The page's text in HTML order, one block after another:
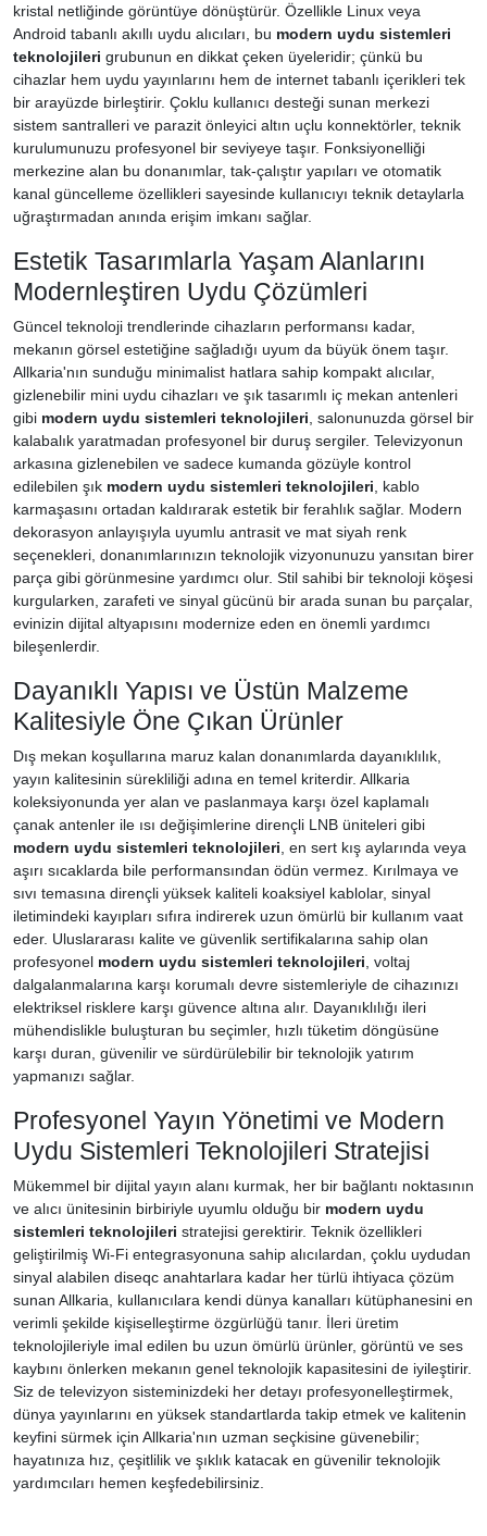
kristal netliğinde görüntüye dönüştürür. Özellikle Linux veya
Android tabanlı akıllı uydu alıcıları, bu modern uydu sistemleri
teknolojileri grubunun en dikkat çeken üyeleridir; çünkü bu
cihazlar hem uydu yayınlarını hem de internet tabanlı içerikleri tek
bir arayüzde birleştirir. Çoklu kullanıcı desteği sunan merkezi
sistem santralleri ve parazit önleyici altın uçlu konnektörler, teknik
kurulumunuzu profesyonel bir seviyeye taşır. Fonksiyonelliği
merkezine alan bu donanımlar, tak-çalıştır yapıları ve otomatik
kanal güncelleme özellikleri sayesinde kullanıcıyı teknik detaylarla
uğraştırmadan anında erişim imkanı sağlar.
Estetik Tasarımlarla Yaşam Alanlarını
Modernleştiren Uydu Çözümleri
Güncel teknoloji trendlerinde cihazların performansı kadar,
mekanın görsel estetiğine sağladığı uyum da büyük önem taşır.
Allkaria'nın sunduğu minimalist hatlara sahip kompakt alıcılar,
gizlenebilir mini uydu cihazları ve şık tasarımlı iç mekan antenleri
gibi modern uydu sistemleri teknolojileri , salonunuzda görsel bir
kalabalık yaratmadan profesyonel bir duruş sergiler. Televizyonun
arkasına gizlenebilen ve sadece kumanda gözüyle kontrol
edilebilen şık modern uydu sistemleri teknolojileri , kablo
karmaşasını ortadan kaldırarak estetik bir ferahlık sağlar. Modern
dekorasyon anlayışıyla uyumlu antrasit ve mat siyah renk
seçenekleri, donanımlarınızın teknolojik vizyonunuzu yansıtan birer
parça gibi görünmesine yardımcı olur. Stil sahibi bir teknoloji köşesi
kurgularken, zarafeti ve sinyal gücünü bir arada sunan bu parçalar,
evinizin dijital altyapısını modernize eden en önemli yardımcı
bileşenlerdir.
Dayanıklı Yapısı ve Üstün Malzeme
Kalitesiyle Öne Çıkan Ürünler
Dış mekan koşullarına maruz kalan donanımlarda dayanıklılık,
yayın kalitesinin sürekliliği adına en temel kriterdir. Allkaria
koleksiyonunda yer alan ve paslanmaya karşı özel kaplamalı
çanak antenler ile ısı değişimlerine dirençli LNB üniteleri gibi
modern uydu sistemleri teknolojileri , en sert kış aylarında veya
aşırı sıcaklarda bile performansından ödün vermez. Kırılmaya ve
sıvı temasına dirençli yüksek kaliteli koaksiyel kablolar, sinyal
iletimindeki kayıpları sıfıra indirerek uzun ömürlü bir kullanım vaat
eder. Uluslararası kalite ve güvenlik sertifikalarına sahip olan
profesyonel modern uydu sistemleri teknolojileri , voltaj
dalgalanmalarına karşı korumalı devre sistemleriyle de cihazınızı
elektriksel risklere karşı güvence altına alır. Dayanıklılığı ileri
mühendislikle buluşturan bu seçimler, hızlı tüketim döngüsüne
karşı duran, güvenilir ve sürdürülebilir bir teknolojik yatırım
yapmanızı sağlar.
Profesyonel Yayın Yönetimi ve Modern
Uydu Sistemleri Teknolojileri Stratejisi
Mükemmel bir dijital yayın alanı kurmak, her bir bağlantı noktasının
ve alıcı ünitesinin birbiriyle uyumlu olduğu bir modern uydu
sistemleri teknolojileri stratejisi gerektirir. Teknik özellikleri
geliştirilmiş Wi-Fi entegrasyonuna sahip alıcılardan, çoklu uydudan
sinyal alabilen diseqc anahtarlara kadar her türlü ihtiyaca çözüm
sunan Allkaria, kullanıcılara kendi dünya kanalları kütüphanesini en
verimli şekilde kişiselleştirme özgürlüğü tanır. İleri üretim
teknolojileriyle imal edilen bu uzun ömürlü ürünler, görüntü ve ses
kaybını önlerken mekanın genel teknolojik kapasitesini de iyileştirir.
Siz de televizyon sisteminizdeki her detayı profesyonelleştirmek,
dünya yayınlarını en yüksek standartlarda takip etmek ve kalitenin
keyfini sürmek için Allkaria'nın uzman seçkisine güvenebilir;
hayatınıza hız, çeşitlilik ve şıklık katacak en güvenilir teknolojik
yardımcıları hemen keşfedebilirsiniz.